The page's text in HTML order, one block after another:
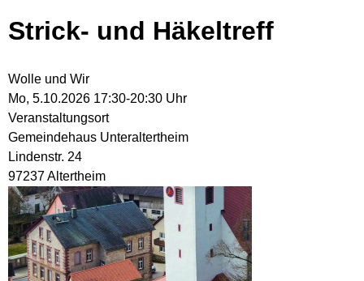
Strick- und Häkeltreff
Wolle und Wir
Mo, 5.10.2026 17:30-20:30 Uhr
Veranstaltungsort
Gemeindehaus Unteraltertheim
Lindenstr. 24
97237 Altertheim